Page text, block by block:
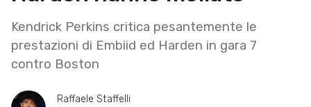
Kendrick Perkins critica pesantemente le
prestazioni di Embiid ed Harden in gara 7
contro Boston
Raffaele Staffelli